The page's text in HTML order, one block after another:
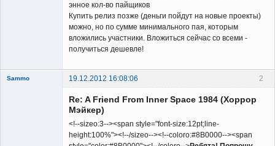
энное кол-во пайщиков
Купить релиз позже (деньги пойдут на новые проекты)
можно, но по сумме минимального пая, которым
вложились участники. Вложиться сейчас со всеми -
получиться дешевле!
2
Sammo
19.12.2012 16:08:06
Re: A Friend From Inner Space 1984 (Хоррор
Мэйкер)
<!--sizeo:3--><span style="font-size:12pt;line-
height:100%"><!--/sizeo--><!--coloro:#8B0000--><span